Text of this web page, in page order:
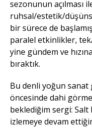
sezonunun açılması
ruhsal/estetik/
bir sürece de
paralel etkinlikler,
yine gündem ve
bıraktık.
Bu denli yoğun sanat
öncesinde dahi
beklediğim sergi: Salt
izlemeye devam